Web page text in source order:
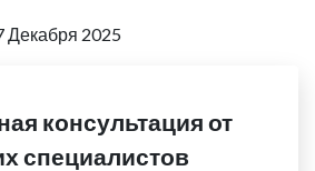
Декабря 2025
консультация от
специалистов